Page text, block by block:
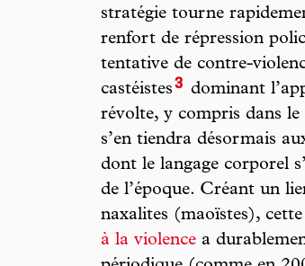
stratégie tourne
renfort de répression
tentative de contre-
castéistes3 dominant
révolte, y compris dans
s’en tiendra désormais
dont le langage corporel
de l’époque. Créant un
naxalites (maoïstes),
à la violence a